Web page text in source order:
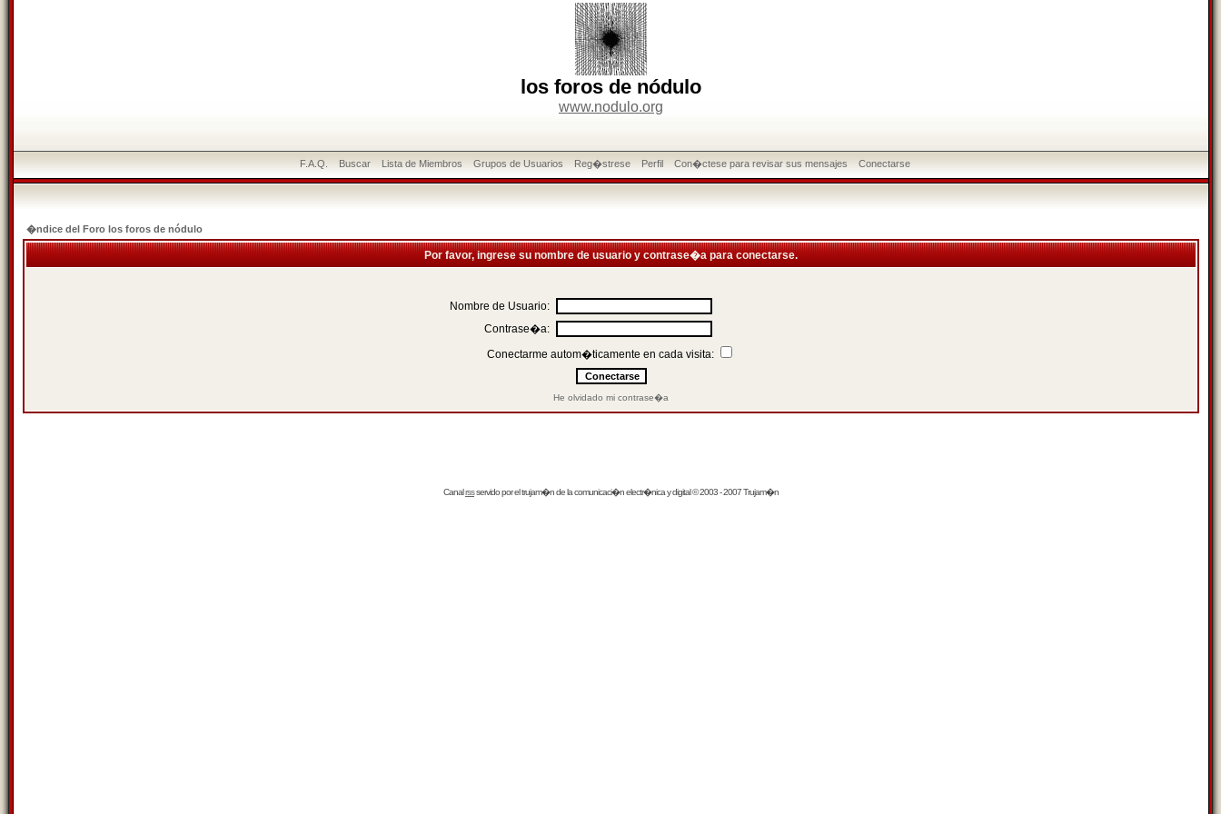
los foros de nódulo
www.nodulo.org
F.A.Q. Buscar Lista de Miembros Grupos de Usuarios Reg�strese Perfil Con�ctese para revisar sus mensajes Conectarse
�ndice del Foro los foros de nódulo
Por favor, ingrese su nombre de usuario y contrase�a para conectarse.
Nombre de Usuario:
Contrase�a:
Conectarme autom�ticamente en cada visita:
He olvidado mi contrase�a
Canalrssservido por eltrujam�nde la comunicaci�n electr�nica y digital © 2003 - 2007 Trujam�n